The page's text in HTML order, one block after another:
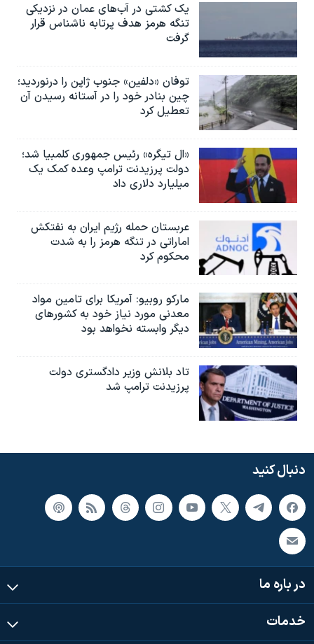
یک کشتی در آب‌های عمان در نزدیکی
تنگه هرمز هدف پرتابه ناشناس قرار
گرفت
توفان «دلفین» جنوب ژاپن را درنوردید؛
چین بنادر خود را در آستانه رسیدن آن
تعطیل کرد
«ال تیگره» رئیس جمهوری کلمبیا شد؛
دولت پرزیدنت ترامپ وعده کمک یک
میلیارد دلاری داد
عربستان حمله رژیم ایران به نفتکش
اماراتی در تنگه هرمز را به‌ شدت
محکوم کرد
مارکو روبیو: آمریکا برای تامین مواد
معدنی مورد نیاز خود به کشورهای
دیگر وابسته نخواهد بود
تاد بلانش وزیر دادگستری دولت
پرزیدنت ترامپ شد
دنبال کنید
در باره ما
خدمات